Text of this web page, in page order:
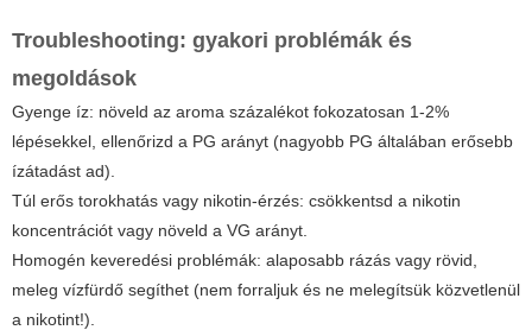
Troubleshooting: gyakori problémák és
megoldások
Gyenge íz: növeld az aroma százalékot fokozatosan 1-2%
lépésekkel, ellenőrizd a PG arányt (nagyobb PG általában erősebb
ízátadást ad).
Túl erős torokhatás vagy nikotin-érzés: csökkentsd a nikotin
koncentrációt vagy növeld a VG arányt.
Homogén keveredési problémák: alaposabb rázás vagy rövid,
meleg vízfürdő segíthet (nem forraljuk és ne melegítsük közvetlenül
a nikotint!).